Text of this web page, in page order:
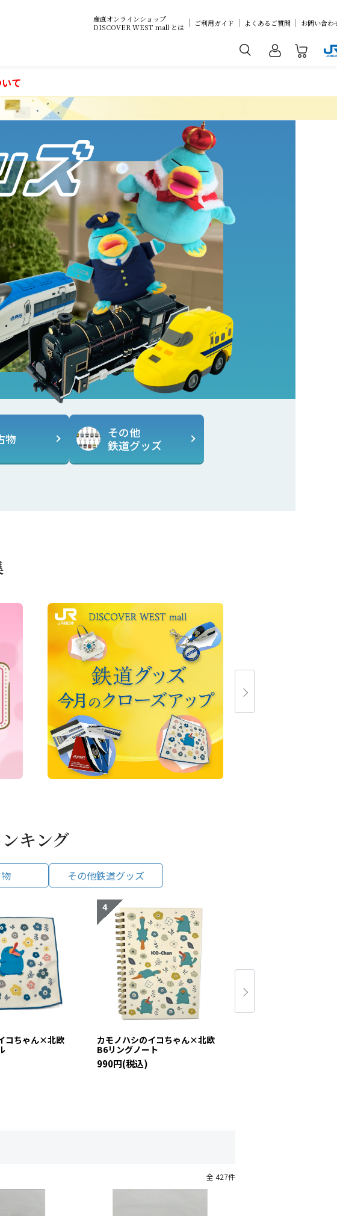
産直オンラインショップ
DISCOVER WEST mall とは
ご利用ガイド よくあるご質問 お問い合わ
て
物
その他
鉄道グッズ
キング
その他鉄道グッズ
コちゃん×北欧
カモノハシのイコちゃん×北欧
B6リングノート
990円(税込)
全 427件